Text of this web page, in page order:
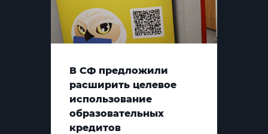
В СФ предложили
расширить целевое
использование
образовательных
кредитов